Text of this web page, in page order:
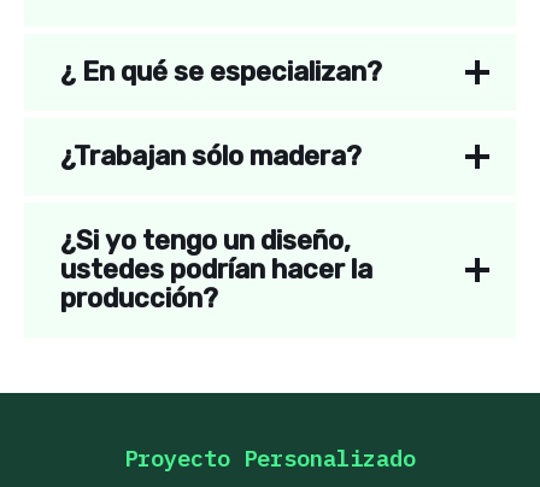
¿ En qué se especializan?
¿Trabajan sólo madera?
¿Si yo tengo un diseño,
ustedes podrían hacer la
producción?
Proyecto Personalizado